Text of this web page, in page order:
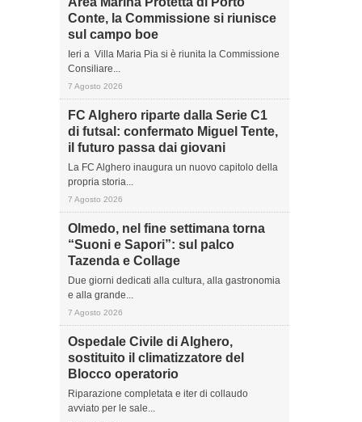
Conte, la Commissione si riunisce
sul campo boe
Ieri a Villa Maria Pia si è riunita la Commissione
Consiliare...
7 Agosto 2026
FC Alghero riparte dalla Serie C1
di futsal: confermato Miguel Tente,
il futuro passa dai giovani
La FC Alghero inaugura un nuovo capitolo della
propria storia...
7 Agosto 2026
Olmedo, nel fine settimana torna
“Suoni e Sapori”: sul palco
Tazenda e Collage
Due giorni dedicati alla cultura, alla gastronomia
e alla grande...
7 Agosto 2026
Ospedale Civile di Alghero,
sostituito il climatizzatore del
Blocco operatorio
Riparazione completata e iter di collaudo
avviato per le sale...